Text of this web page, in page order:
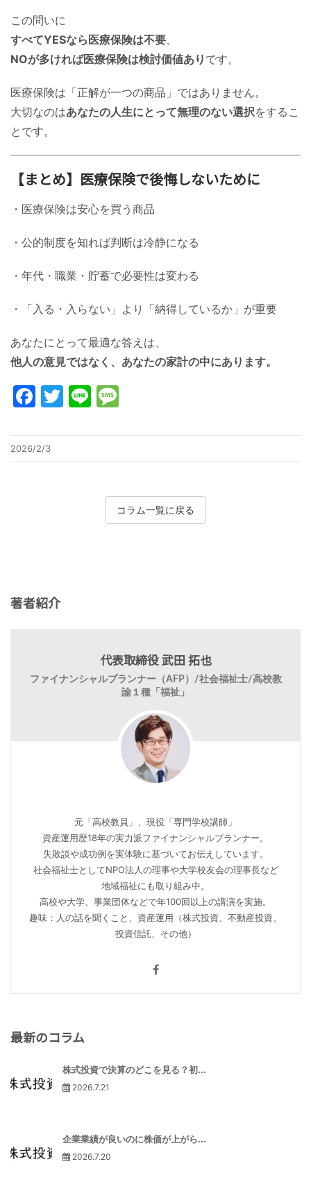
この問いに
すべてYESなら医療保険は不要
NOが多ければ医療保険は検討価値あり です。
医療保険は「正解が一つの商品」ではありません。
大切なのはあなたの人生にとって無理のない選択をするこ
とです。
【まとめ】医療保険で後悔しないために
・医療保険は安心を買う商品
・公的制度を知れば判断は冷静になる
・年代・職業・貯蓄で必要性は変わる
・「入る・入らない」より「納得しているか」が重要
あなたにとって最適な答えは、
他人の意見ではなく、あなたの家計の中にあります。
Facebook
Twitter
Line
2026/2/3
コラム一覧に戻る
著者紹介
代表取締役 武田 拓也
ファイナンシャルプランナー（AFP）/社会福祉士/高校教
諭１種「福祉」
元「高校教員」、現役「専門学校講師」
資産運用歴18年の実力派ファイナンシャルプランナー。
失敗談や成功例を実体験に基づいてお伝えしています。
社会福祉士としてNPO法人の理事や大学校友会の理事長など
地域福祉にも取り組み中。
高校や大学、事業団体などで年100回以上の講演を実施。
趣味：人の話を聞くこと、資産運用（株式投資、不動産投資、
投資信託、その他）
最新のコラム
株式投資で決算のどこを見る？初...
2026.7.21
企業業績が良いのに株価が上がら...
2026.7.20